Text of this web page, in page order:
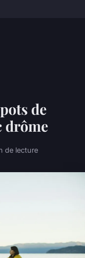
de
drôme
de lecture